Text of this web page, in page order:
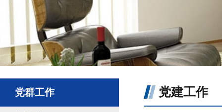
党群工作 党建工作